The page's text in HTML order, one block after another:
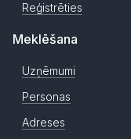
Reģistrēties
Meklēšana
Uzņēmumi
Personas
Adreses